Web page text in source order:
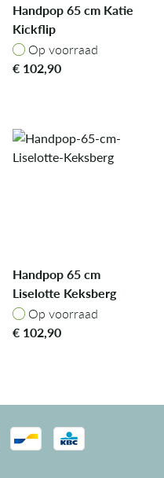
Handpop 65 cm Katie
Kickflip
Op voorraad
Op voorraad
€ 102,90
Handpop 65 cm
Liselotte Keksberg
Op voorraad
Op voorraad
€ 102,90